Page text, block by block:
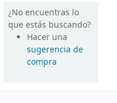
¿No encuentras lo
que estás buscando?
Hacer una
sugerencia de
compra